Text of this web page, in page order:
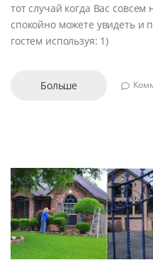
тот случай когда Вас
спокойно можете увидеть
гостем используя: 1)
Больше